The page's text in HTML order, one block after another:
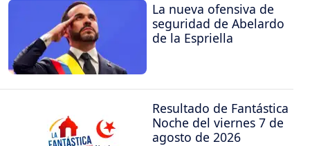
La nueva ofensiva de
seguridad de Abelardo
de la Espriella
Resultado de Fantástica
Noche del viernes 7 de
agosto de 2026